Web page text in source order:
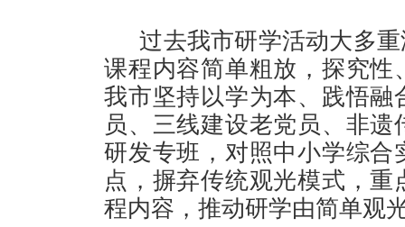
过去我市研学活动大多
课程内容简单粗放，探究
我市坚持以学为本、践悟
员、三线建设老党员、非
研发专班，对照中小学综
点，摒弃传统观光模式，
程内容，推动研学由简单观